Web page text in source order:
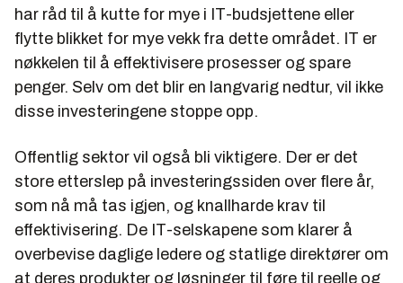
har råd til å kutte for mye i IT-budsjettene eller
flytte blikket for mye vekk fra dette området. IT er
nøkkelen til å effektivisere prosesser og spare
penger. Selv om det blir en langvarig nedtur, vil ikke
disse investeringene stoppe opp.
Offentlig sektor vil også bli viktigere. Der er det
store etterslep på investeringssiden over flere år,
som nå må tas igjen, og knallharde krav til
effektivisering. De IT-selskapene som klarer å
overbevise daglige ledere og statlige direktører om
at deres produkter og løsninger til føre til reelle og